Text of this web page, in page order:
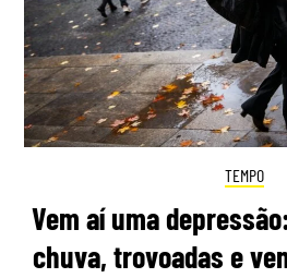
TEMPO
Vem aí uma
chuva, trovoadas e